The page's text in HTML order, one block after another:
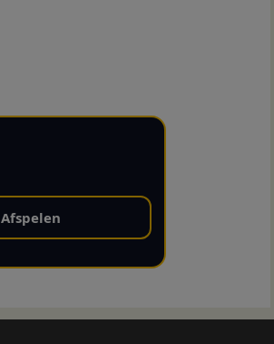
Afspelen